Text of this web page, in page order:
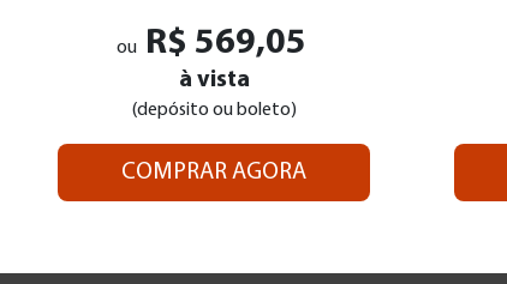
ou R$ 569,05
à vista
(depósito ou boleto)
COMPRAR AGORA